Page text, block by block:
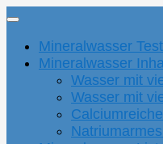
Mineralwasser Test
Mineralwasser
Wasser mit
Wasser mit